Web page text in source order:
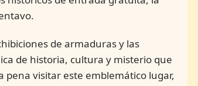
de armaduras y las
de historia, cultura y misterio que
pena visitar este emblemático lugar,